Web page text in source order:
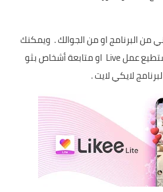
من البرنامج او من الجوالك . ويمكنك
كذلك وضع فلاتر ، وكما تستطيع عمل Live او متابعة أشخاص بثو
لايكي لايت .